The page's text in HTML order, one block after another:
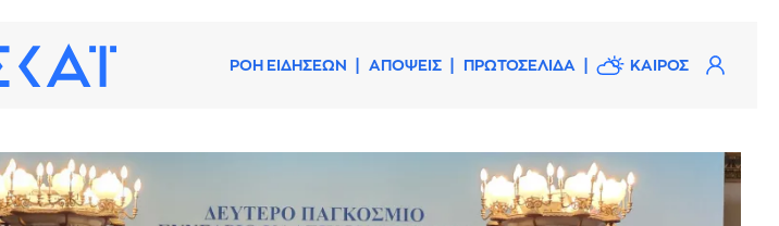
ΡΟΗ ΕΙΔΗΣΕΩΝ ΑΠΟΨΕΙΣ ΠΡΩΤΟΣΕΛΙΔΑ ΚΑΙΡΟΣ